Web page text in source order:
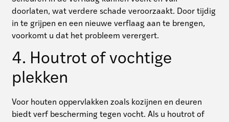
doorlaten, wat verdere schade veroorzaakt. Door tijdig
in te grijpen en een nieuwe verflaag aan te brengen,
voorkomt u dat het probleem verergert.
4. Houtrot of vochtige
plekken
Voor houten oppervlakken zoals kozijnen en deuren
biedt verf bescherming tegen vocht. Als u houtrot of